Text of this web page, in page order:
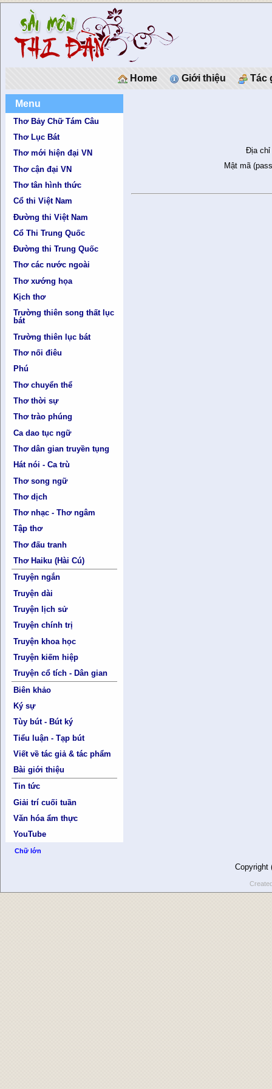
Home Giới thiệu Tác
Menu
Thơ Bảy Chữ Tám Câu
Thơ Lục Bát
Thơ mới hiện đại VN
Thơ cận đại VN
Thơ tân hình thức
Cổ thi Việt Nam
Đường thi Việt Nam
Cổ Thi Trung Quốc
Đường thi Trung Quốc
Thơ các nước ngoài
Thơ xướng họa
Kịch thơ
Trường thiên song thất lục
bát
Trường thiên lục bát
Thơ nối điêu
Phú
Thơ chuyển thể
Thơ thời sự
Thơ trào phúng
Ca dao tục ngữ
Thơ dân gian truyền tụng
Hát nói - Ca trù
Thơ song ngữ
Thơ dịch
Thơ nhạc - Thơ ngâm
Tập thơ
Thơ đấu tranh
Thơ Haiku (Hài Cú)
Truyện ngắn
Truyện dài
Truyện lịch sử
Truyện chính trị
Truyện khoa học
Truyện kiếm hiệp
Truyện cổ tích - Dân gian
Biên khảo
Ký sự
Tùy bút - Bút ký
Tiểu luận - Tạp bút
Viết về tác giả & tác phẩm
Bài giới thiệu
Tin tức
Giải trí cuối tuần
Văn hóa ẩm thực
YouTube
Chữ lớn
Địa chỉ
Mật mã
Copyright